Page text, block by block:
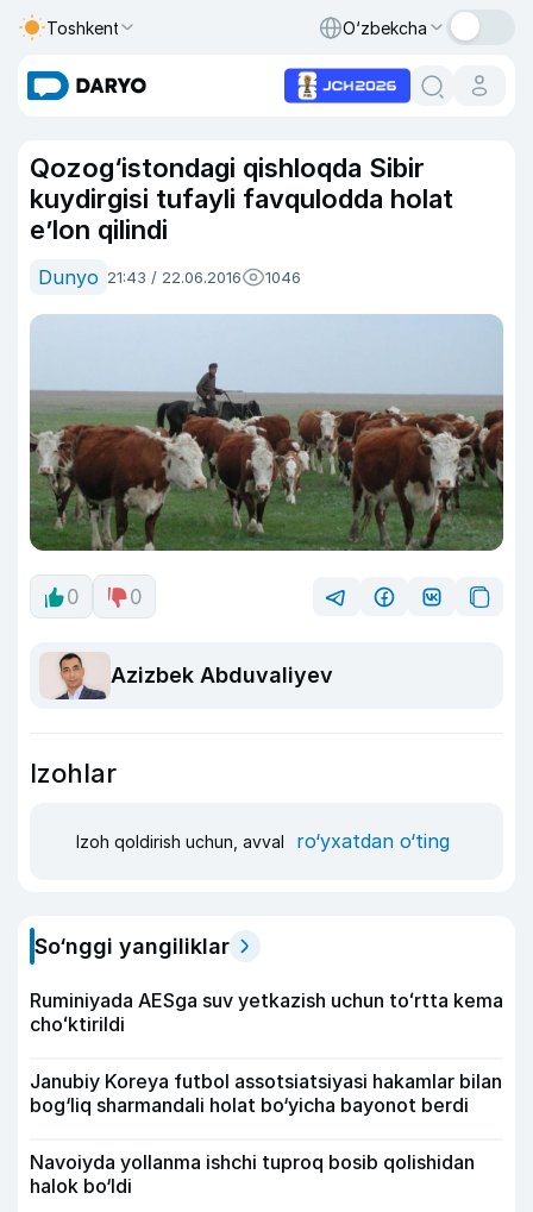
Toshkent O‘zbekcha
Qozog‘istondagi qishloqda Sibir
kuydirgisi tufayli favqulodda holat
e’lon qilindi
Dunyo 21:43 / 22.06.2016 1046
0 0
Azizbek Abduvaliyev
Izohlar
Izoh qoldirish uchun, avval ro‘yxatdan o‘ting
So‘nggi yangiliklar
Ruminiyada AESga suv yetkazish uchun toʻrtta kema
choʻktirildi
Janubiy Koreya futbol assotsiatsiyasi hakamlar bilan
bog‘liq sharmandali holat bo‘yicha bayonot berdi
Navoiyda yollanma ishchi tuproq bosib qolishidan
halok bo‘ldi